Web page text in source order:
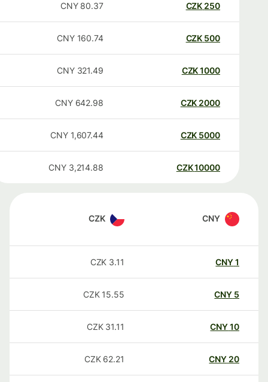
250
CZK
80.37
CNY
500
CZK
160.74
CNY
1000
CZK
321.49
CNY
2000
CZK
642.98
CNY
5000
CZK
1,607.44
CNY
10000
CZK
3,214.88
CNY
CNY
CZK
CNY
3.11
CZK
CNY
15.55
CZK
CNY
31.11
CZK
20
CNY
62.21
CZK